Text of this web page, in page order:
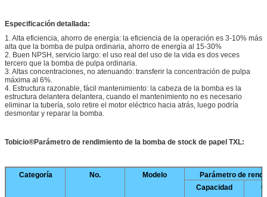
Especificación detallada:
1. Alta eficiencia, ahorro de energía: la eficiencia de la operación es 3-10% más
alta que la bomba de pulpa ordinaria, ahorro de energía al 15-30%
2. Buen NPSH, servicio largo: el uso real del uso de la vida es dos veces
tercero que la bomba de pulpa ordinaria.
3. Altas concentraciones, no atenuando: transferir la concentración de pulpa
máxima al 6%.
4. Estructura razonable, fácil mantenimiento: la cabeza de la bomba es la
estructura delantera delantera, cuando el mantenimiento no es necesario
eliminar la tubería, solo retire el motor eléctrico hacia atrás, luego podría
desmontar y reparar la bomba.
Tobicio®Parámetro de rendimiento de la bomba de stock de papel TXL:
Categoría No. Modelo
Parámetro de
Capacidad